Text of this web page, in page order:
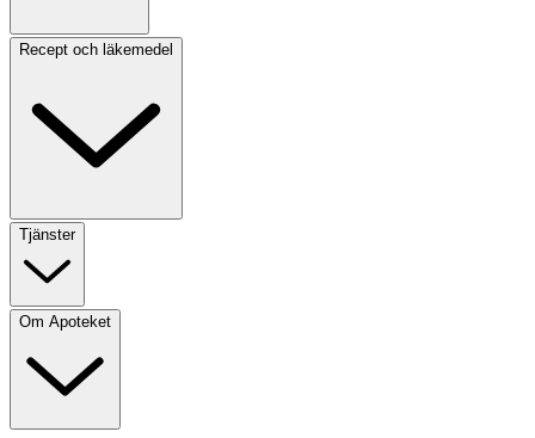
Recept och läkemedel
Tjänster
Om Apoteket